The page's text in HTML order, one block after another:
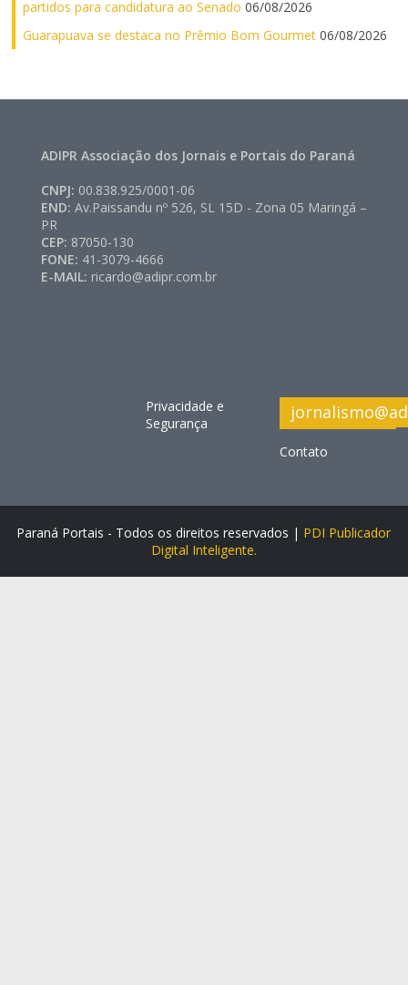
partidos para candidatura ao Senado 06/08/2026
Guarapuava se destaca no Prêmio Bom Gourmet 06/08/2026
ADIPR Associação dos Jornais e Portais do Paraná
CNPJ: 00.838.925/0001-06
END:Av.Paissandu nº 526, SL 15D - Zona 05 Maringá –
PR
CEP: 87050-130
FONE: 41-3079-4666
E-MAIL: ricardo@adipr.com.br
Privacidade e
Segurança
Contato
Paraná Portais - Todos os direitos reservados | PDI Publicador
Digital Inteligente.